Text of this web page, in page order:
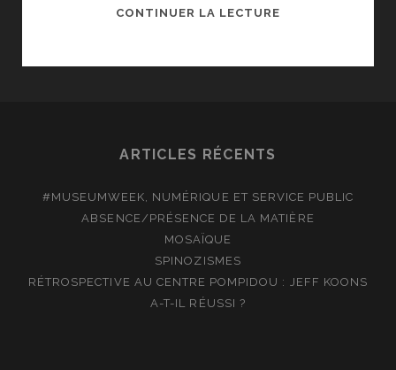
CONTINUER LA LECTURE
ARTICLES RÉCENTS
#MUSEUMWEEK, NUMÉRIQUE ET SERVICE PUBLIC
ABSENCE/PRÉSENCE DE LA MATIÈRE
MOSAÏQUE
SPINOZISMES
RÉTROSPECTIVE AU CENTRE POMPIDOU : JEFF KOONS
A-T-IL RÉUSSI ?